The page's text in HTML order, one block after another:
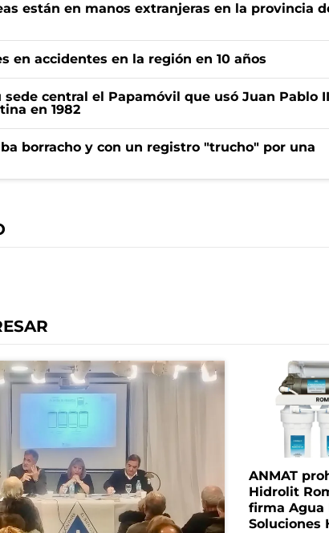
están en manos extranjeras en la provincia
en accidentes en la región en 10 años
sede central el Papamóvil que usó Juan Pablo II
en 1982
borracho y con un registro "trucho" por una
ANMAT
Hidrolit
firma Agua
Soluciones